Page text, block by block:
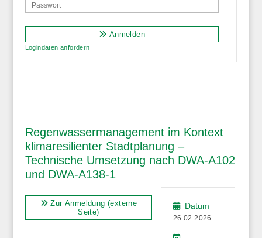
Anmelden
Logindaten anfordern
Regenwassermanagement im Kontext
klimaresilienter Stadtplanung –
Technische Umsetzung nach DWA-A102
und DWA-A138-1
Zur Anmeldung (externe
Seite)
Datum
26.02.2026